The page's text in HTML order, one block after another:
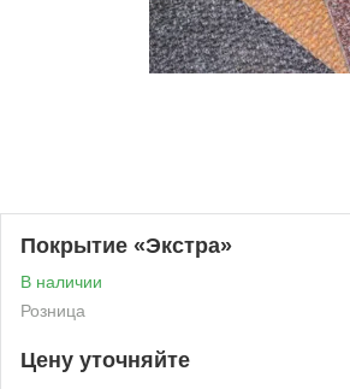
Покрытие «Экстра»
В наличии
Розница
Цену уточняйте